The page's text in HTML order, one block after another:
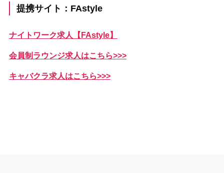
提携サイト：FAstyle
ナイトワーク求人【FAstyle】
会員制ラウンジ求人はこちら>>>
キャバクラ求人はこちら>>>